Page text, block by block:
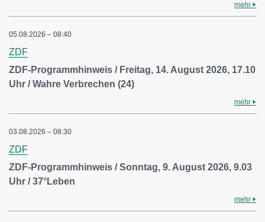
mehr
05.08.2026 – 08:40
ZDF
ZDF-Programmhinweis / Freitag, 14. August 2026, 17.10
Uhr / Wahre Verbrechen (24)
mehr
03.08.2026 – 08:30
ZDF
ZDF-Programmhinweis / Sonntag, 9. August 2026, 9.03
Uhr / 37°Leben
mehr